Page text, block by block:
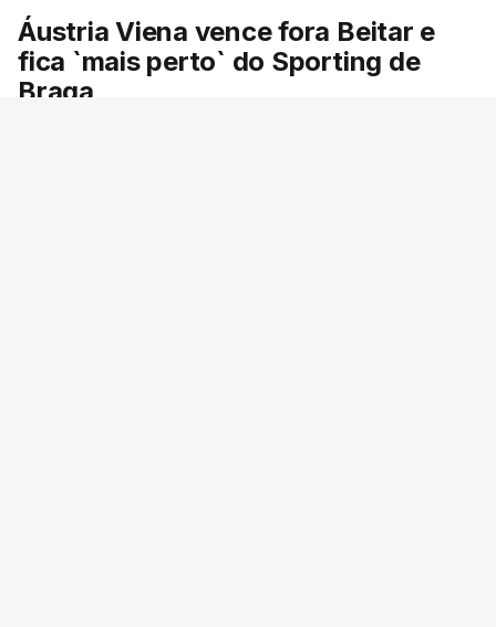
Sporting de Braga irá defrontar no play-off o
vencedor da eliminatória entre Beitar e Áustria
Viena.
Áustria Viena vence fora Beitar e
fica `mais perto` do Sporting de
Braga